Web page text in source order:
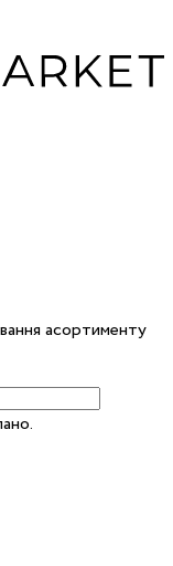
асортименту